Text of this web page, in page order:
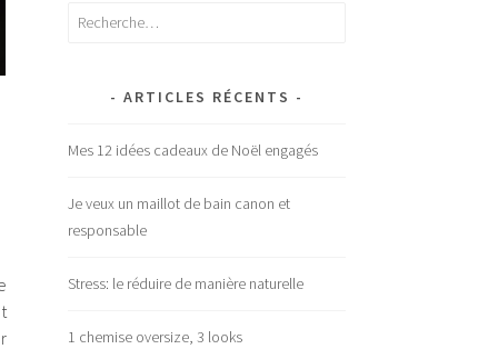
Rechercher :
ARTICLES RÉCENTS
Mes 12 idées cadeaux de Noël engagés
Je veux un maillot de bain canon et
responsable
Stress: le réduire de manière naturelle
1 chemise oversize, 3 looks